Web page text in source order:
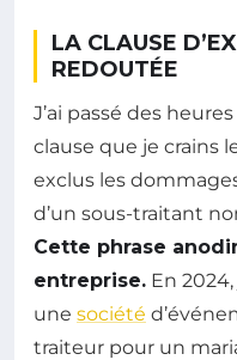
LA CLAUSE
REDOUTÉE
J’ai passé des
clause que je crains
exclus les
d’un sous-traitant
Cette phrase
entreprise. En
une société
traiteur pour un